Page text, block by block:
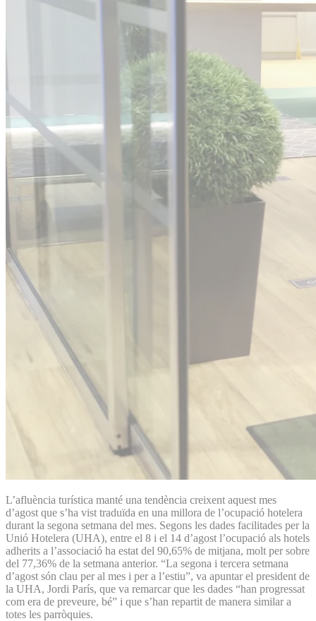
L’afluència turística manté una tendència creixent aquest mes
d’agost que s’ha vist traduïda en una millora de l’ocupació hotelera
durant la segona setmana del mes. Segons les dades facilitades per la
Unió Hotelera (UHA), entre el 8 i el 14 d’agost l’ocupació als hotels
adherits a l’associació ha estat del 90,65% de mitjana, molt per sobre
del 77,36% de la setmana anterior. “La segona i tercera setmana
d’agost són clau per al mes i per a l’estiu”, va apuntar el president de
la UHA, Jordi París, que va remarcar que les dades “han progressat
com era de preveure, bé” i que s’han repartit de manera similar a
totes les parròquies.